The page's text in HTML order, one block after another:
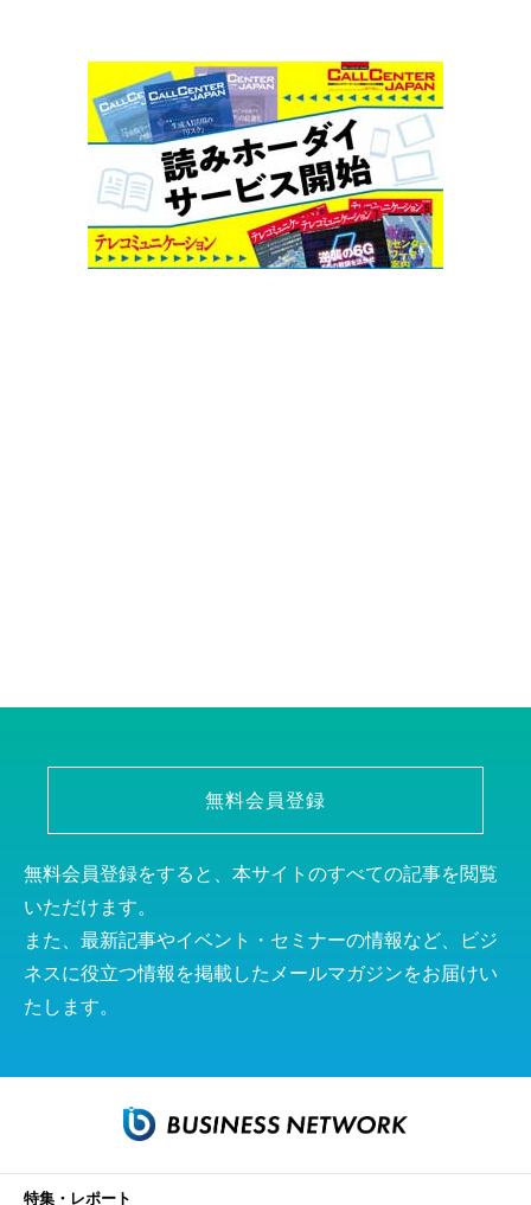
無料会員登録
無料会員登録をすると、本サイトのすべての記事を閲覧
いただけます。
また、最新記事やイベント・セミナーの情報など、ビジ
ネスに役立つ情報を掲載したメールマガジンをお届けい
たします。
特集・レポート